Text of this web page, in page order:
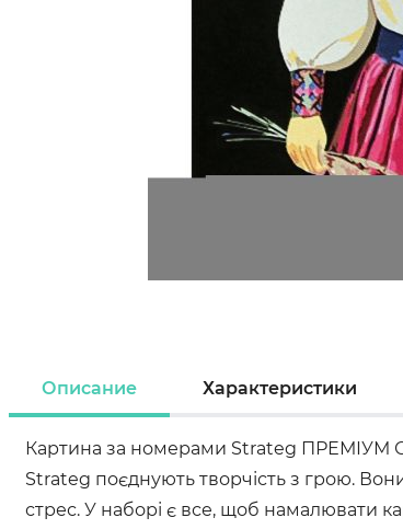
Описание Характеристики
Картина за номерами Strateg ПРЕМІУМ
Strateg поєднують творчість з грою.
стрес. У наборі є все, щоб намалювати